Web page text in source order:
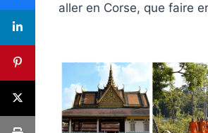
aller en Corse, que faire